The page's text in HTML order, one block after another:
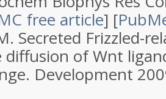
free article] [
Secreted Frizzled-
diffusion of Wnt
. Development